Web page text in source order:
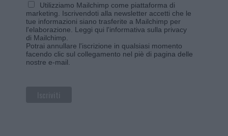
Utilizziamo Mailchimp come piattaforma di
marketing. Iscrivendoti alla newsletter accetti che le
tue informazioni siano trasferite a Mailchimp per
l'elaborazione. Leggi qui l'informativa sulla privacy
di Mailchimp
Potrai annullare l'iscrizione in qualsiasi momento
facendo clic sul collegamento nel piè di pagina delle
nostre e-mail.